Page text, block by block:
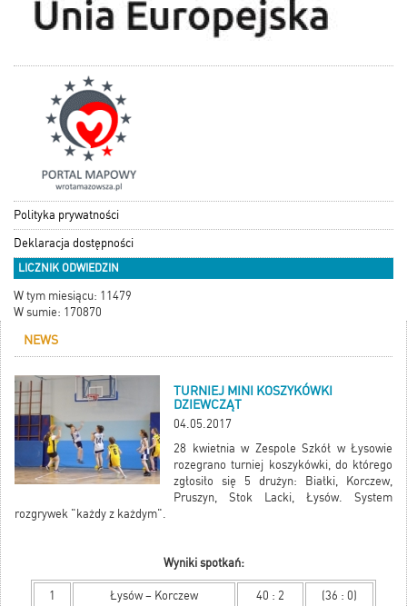
Polityka prywatności
Deklaracja dostępności
LICZNIK ODWIEDZIN
W tym miesiącu: 11479
W sumie: 170870
NEWS
TURNIEJ MINI KOSZYKÓWKI
DZIEWCZĄT
04.05.2017
28 kwietnia w Zespole Szkół w Łysowie
rozegrano turniej koszykówki, do którego
zgłosiło się 5 drużyn: Białki, Korczew,
Pruszyn, Stok Lacki, Łysów. System
rozgrywek "każdy z każdym".
Wyniki spotkań:
1 Łysów – Korczew 40 : 2 (36 : 0)